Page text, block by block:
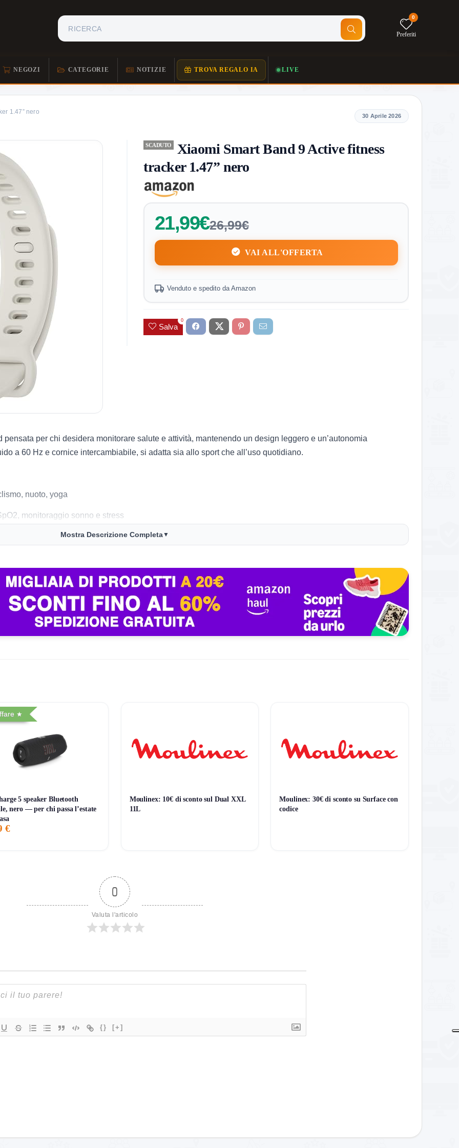
0
Preferiti
NEGOZI CATEGORIE NOTIZIE TROVA REGALO IA LIVE
1.47” nero
SCADUTO
Xiaomi Smart Band 9 Active fitness
tracker 1.47” nero
21,99€26,99€
VAI ALL'OFFERTA
Venduto e spedito da Amazon
Salva
0
30 Aprile 2026
pensata per chi desidera monitorare salute e attività, mantenendo un design leggero e un’autonomia
a 60 Hz e cornice intercambiabile, si adatta sia allo sport che all’uso quotidiano.
nuoto, yoga
monitoraggio sonno e stress
nuoti o sotto la doccia
consumo
fastidi
Mostra Descrizione Completa▼
5 speaker Bluetooth
nero — per chi passa l’estate
€
Moulinex: 10€ di sconto sul Dual XXL
11L
Moulinex: 30€ di sconto su Surface con
codice
0
Valuta l'articolo
{} [+]